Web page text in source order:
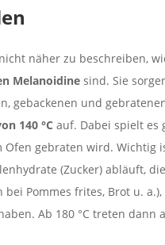
näher zu beschreiben,
Melanoidine sind. Sie
gebackenen und
140 °C auf. Dabei spielt es
gebraten wird. Wichtig
(Zucker) abläuft,
Pommes frites, Brot u.
Ab 180 °C treten dann